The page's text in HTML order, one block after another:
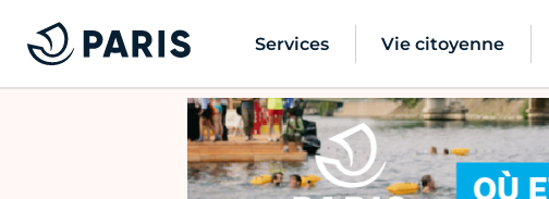
Services Vie citoyenne